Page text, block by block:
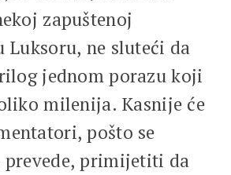
zapuštenoj
ne sluteći da
jednom porazu koji
milenija. Kasnije će
pošto se
prevede, primijetiti da